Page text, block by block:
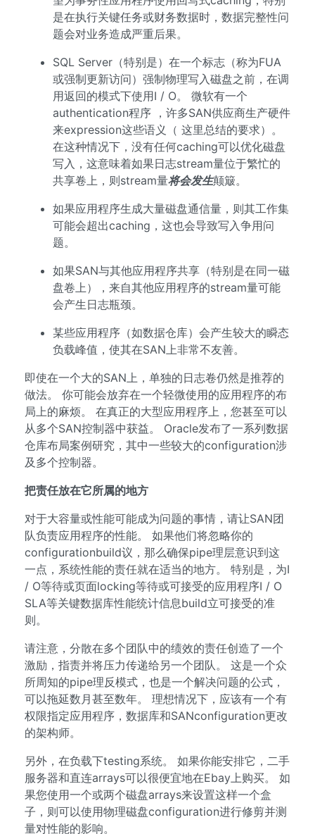
是在执行关键任务或财务数据时，数据完整性问
题会对业务造成严重后果。
SQL Server（特别是）在一个标志（称为FUA
或强制更新访问）强制物理写入磁盘之前，在调
用返回的模式下使用I / O。 微软有一个
authentication程序 ，许多SAN供应商生产硬件
来expression这些语义（ 这里总结的要求）。
在这种情况下，没有任何caching可以优化磁盘
写入，这意味着如果日志stream量位于繁忙的
共享卷上，则stream量将会发生颠簸。
如果应用程序生成大量磁盘通信量，则其工作集
可能会超出caching，这也会导致写入争用问
题。
如果SAN与其他应用程序共享（特别是在同一磁
盘卷上），来自其他应用程序的stream量可能
会产生日志瓶颈。
某些应用程序（如数据仓库）会产生较大的瞬态
负载峰值，使其在SAN上非常不友善。
即使在一个大的SAN上，单独的日志卷仍然是推荐的
做法。 你可能会放弃在一个轻微使用的应用程序的布
局上的麻烦。 在真正的大型应用程序上，您甚至可以
从多个SAN控制器中获益。 Oracle发布了一系列数据
仓库布局案例研究，其中一些较大的configuration涉
及多个控制器。
把责任放在它所属的地方
对于大容量或性能可能成为问题的事情，请让SAN团
队负责应用程序的性能。 如果他们将忽略你的
configurationbuild议，那么确保pipe理层意识到这
一点，系统性能的责任就在适当的地方。 特别是，为I
/ O等待或页面locking等待或可接受的应用程序I / O
SLA等关键数据库性能统计信息build立可接受的准
则。
请注意，分散在多个团队中的绩效的责任创造了一个
激励，指责并将压力传递给另一个团队。 这是一个众
所周知的pipe理反模式，也是一个解决问题的公式，
可以拖延数月甚至数年。 理想情况下，应该有一个有
权限指定应用程序，数据库和SANconfiguration更改
的架构师。
另外，在负载下testing系统。 如果你能安排它，二手
服务器和直连arrays可以很便宜地在Ebay上购买。 如
果您使用一个或两个磁盘arrays来设置这样一个盒
子，则可以使用物理磁盘configuration进行修剪并测
量对性能的影响。